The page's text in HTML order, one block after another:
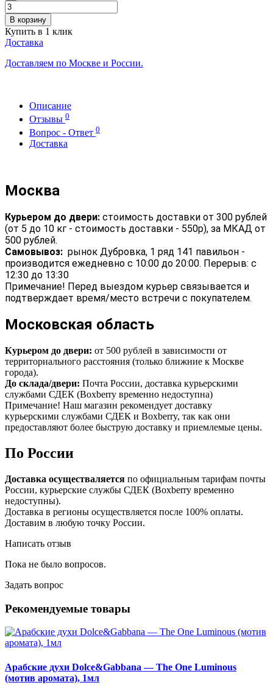
В корзину
Купить в 1 клик
Доставка
Доставляем по Москве и России.
Описание
Отзывы 0
Вопрос - Ответ 0
Доставка
Москва
Курьером до двери: стоимость доставки от 300 рублей
(от 5 до 10 кг - стоимость доставки - 550р), за МКАД от
500 рублей.
Самовывоз: рынок Дубровка, 1 ряд 141 павильон -
производится ежедневно с 10:00 до 20:00. Перерыв: с
12:30 до 13:30
Примечание! Перед выездом курьер связывается и
подтверждает время/место встречи с покупателем.
Московская область
Курьером до двери: от 500 рублей в зависимости от
территориального расстояния (только ближние к Москве
города).
До склада/двери: Почта России, доставка курьерскими
службами СДЕК (Boxberry временно недоступна)
Примечание! Наш магазин рекомендует доставку
курьерскими службами СДЕК и Boxberry, так как они
предоставляют более быструю доставку и приемлемые цены.
По России
Доставка осуществаляется по официальным тарифам почты
России, курьерские службы СДЕК (Boxberry временно
недоступны).
Доставка в регионы осуществляется после 100% оплаты.
Доставим в любую точку России.
Написать отзыв
Пока не было вопросов.
Задать вопрос
Рекомендуемые товары
Арабские духи Dolce&Gabbana — The One Luminous
(мотив аромата), 1мл